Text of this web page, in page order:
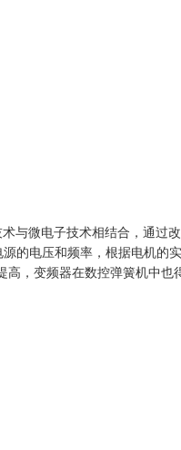
与微电子技术相结合，通过
的电压和频率，根据电机的
，变频器在数控弹簧机中也